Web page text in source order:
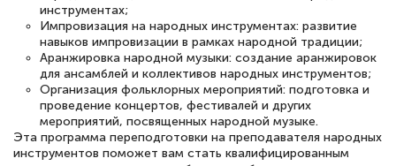
инструментах;
Импровизация на народных инструментах: развитие
навыков импровизации в рамках народной традиции;
Аранжировка народной музыки: создание аранжировок
для ансамблей и коллективов народных инструментов;
Организация фольклорных мероприятий: подготовка и
проведение концертов, фестивалей и других
мероприятий, посвященных народной музыке.
Эта программа переподготовки на преподавателя народных
инструментов поможет вам стать квалифицированным